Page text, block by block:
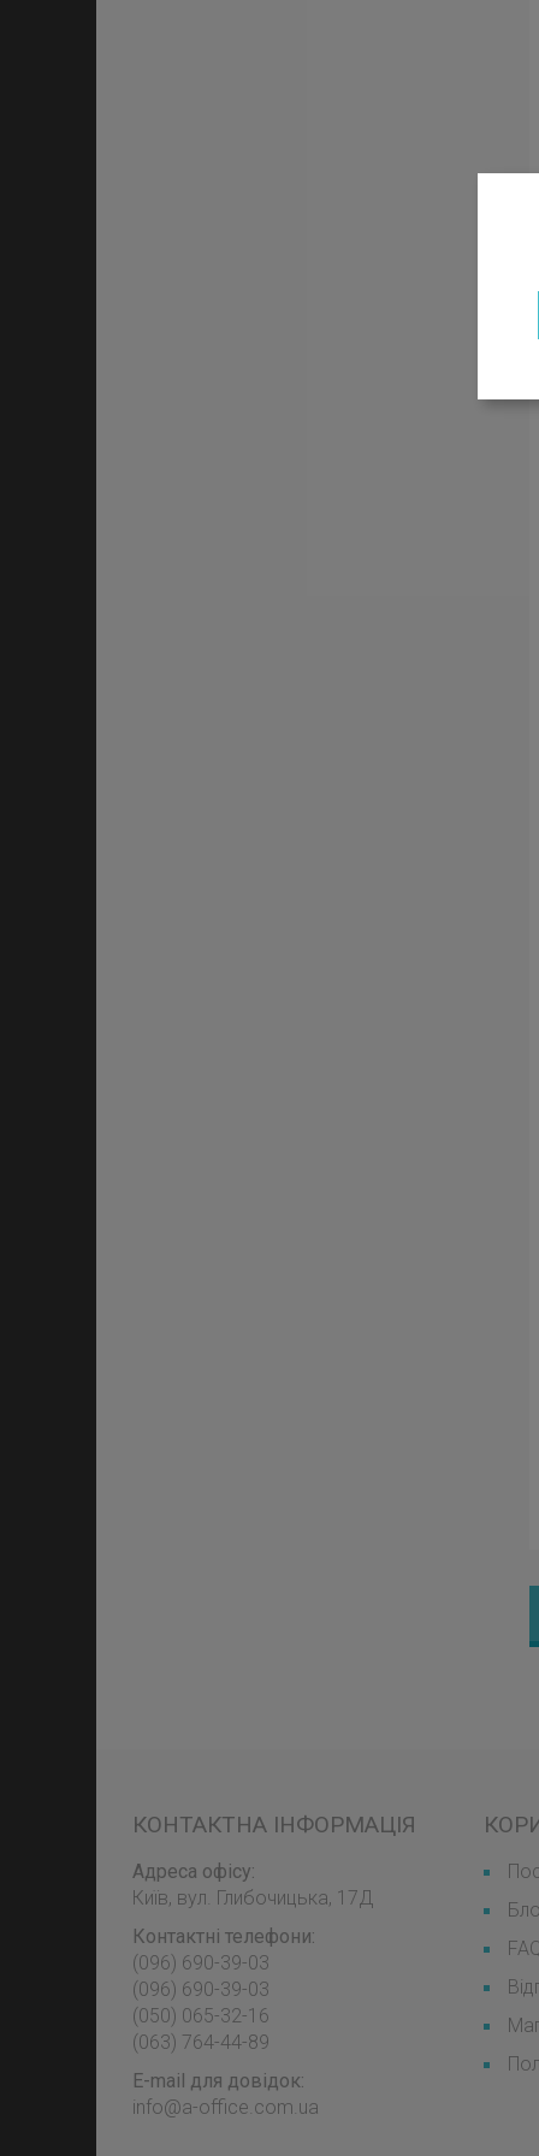
КОНТАКТНА ІНФОРМАЦІЯ
Адреса офісу:
Київ, вул. Глибочицька, 17Д
Контактні телефони:
(096) 690-39-03
‎(096) 690-39-03
‎(050) 065-32-16
‎(063) 764-44-89
E-mail для довідок:
info@a-office.com.ua